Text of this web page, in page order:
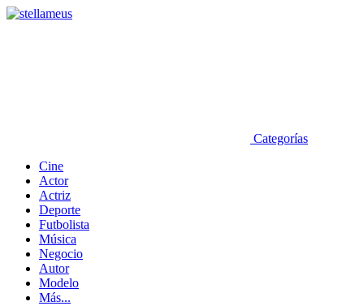
Categorías
Cine
Actor
Actriz
Deporte
Futbolista
Música
Negocio
Autor
Modelo
Más...